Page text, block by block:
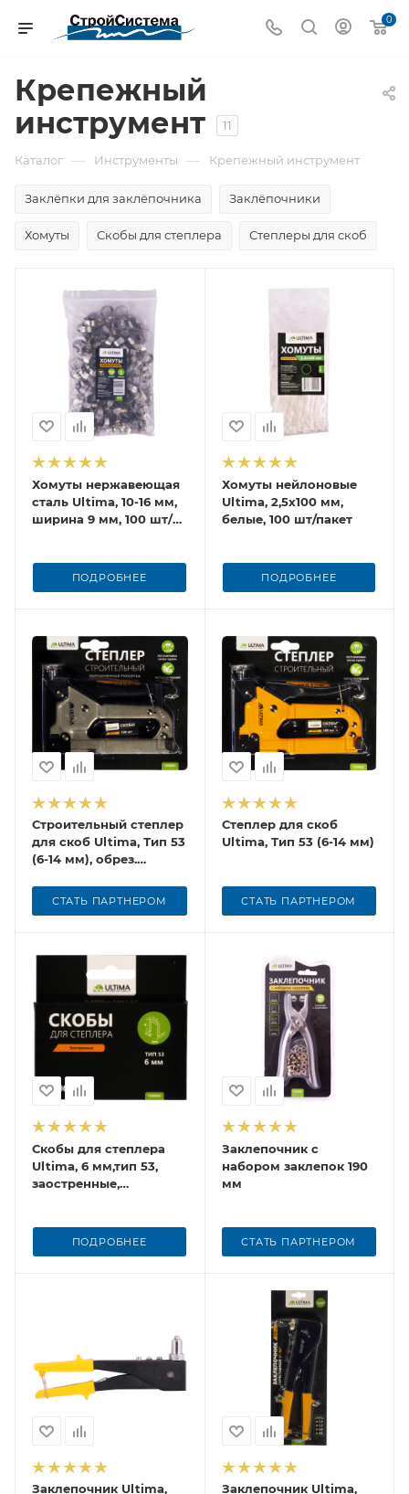
0
Крепежный
инструмент
11
Каталог — Инструменты — Крепежный инструмент
Заклёпки для заклёпочника Заклёпочники
Хомуты Скобы для степлера Степлеры для скоб
Хомуты нержавеющая
сталь Ultima, 10-16 мм,
ширина 9 мм, 100 шт/
ПОДРОБНЕЕ
Хомуты нейлоновые
Ultima, 2,5х100 мм,
белые, 100 шт/пакет
ПОДРОБНЕЕ
Строительный степлер
для скоб Ultima, Тип 53
(6-14 мм), обрез.
СТАТЬ ПАРТНЕРОМ
Степлер для скоб
Ultima, Тип 53 (6-14 мм)
СТАТЬ ПАРТНЕРОМ
Скобы для степлера
Ultima, 6 мм,тип 53,
заостренные,
ПОДРОБНЕЕ
Заклепочник с
набором заклепок 190
мм
СТАТЬ ПАРТНЕРОМ
Заклепочник Ultima,
Заклепочник Ultima,